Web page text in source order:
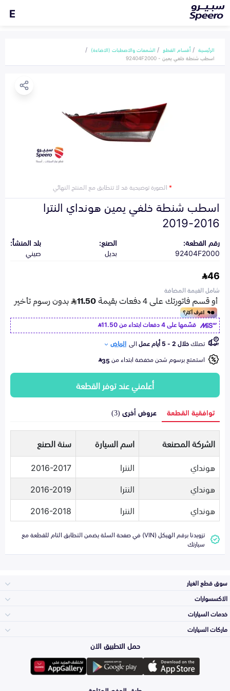
E
الرئيسية أقسام القطع
الشمعات والاصطبات (الاضاءة)
اسطب شنطة خلفي يمين - 92404F2000
*الصورة توضيحية قد لا تتطابق مع المنتج النهائي
اسطب شنطة خلفي يمين هونداي النترا
2016-2019
رقم القطعة:
92404F2000
الصنع:
بديل
بلد المنشأ:
صيني
46
شامل القيمة المضافة
قسّمها على 4 دفعات ابتداء من
11.50
تصلكخلال 2 - 5 أيام عمل الى الرياض
استمتع برسوم شحن مخفضة ابتداء من35
أعلمني عند توفر القطعة
توافقية القطعة عروض أخرى (3)
الشركة المصنعة اسم السيارة
سنة الصنع
هونداي
النترا
2016-2017
هونداي
النترا
2016-2019
هونداي
النترا 2016-2018
تزويدنا برقم الهيكل (VIN) في صفحة السلة يضمن التطابق التام للقطعة مع
سيارتك
سوق قطع الغيار
المكائن، القيرات
وملحقاتها
الاكسسوارات
لوازم الرحلات
خدمات السيارات
الأكثر مبيعاً
ماركات السيارات
تويوتا
حمل التطبيق الان